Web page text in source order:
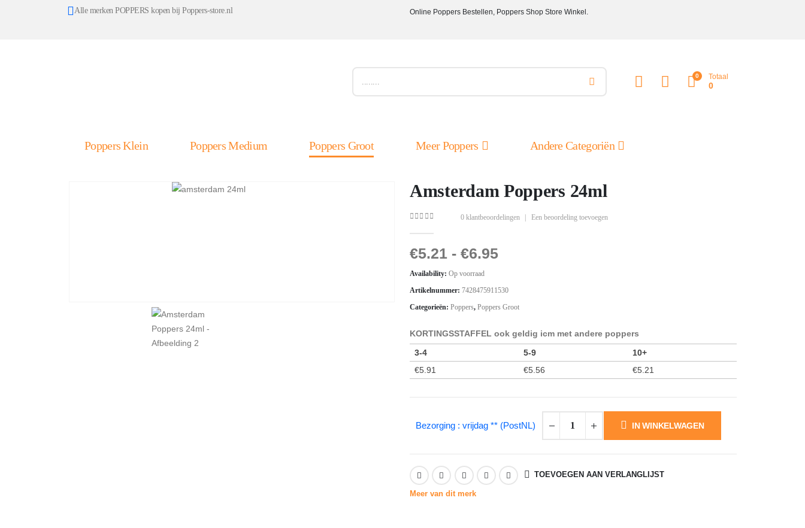
Alle merken POPPERS kopen bij Poppers-store.nl Online Poppers Bestellen, Poppers Shop Store Winkel.
0 Totaal
0
Poppers Klein Poppers Medium Poppers Groot Meer Poppers Andere Categoriën
Amsterdam Poppers 24ml
0klantbeoordelingen Een beoordeling toevoegen
€5.21 - €6.95
Availability: Op voorraad
Artikelnummer: 7428475911530
Categorieën: Poppers, Poppers Groot
KORTINGSSTAFFEL ook geldig icm met andere poppers
3-4
5-9
10+
€5.91 €5.56 €5.21
Bezorging : vrijdag ** (PostNL) IN WINKELWAGEN
TOEVOEGEN AAN VERLANGLIJST
Meer van dit merk